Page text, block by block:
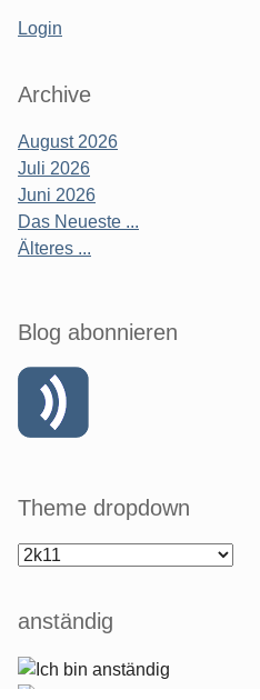
Login
Archive
August 2026
Juli 2026
Juni 2026
Das Neueste ...
Älteres ...
Blog abonnieren
Theme dropdown
anständig